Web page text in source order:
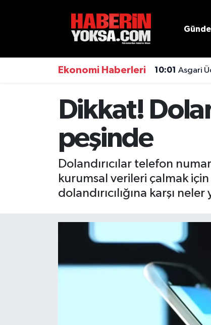
Ekonomi Haberleri 10:01 Asgari
Dikkat!
peşinde
Dolandırıcılar telefon
kurumsal verileri çalmak
dolandırıcılığına karşı
Gündem
Magazin
Teknoloji
Hava Durumu
Tüm Manşetler
Son Dakika Haberleri
Haber Arşivi